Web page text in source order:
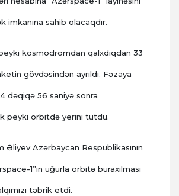
imkanına sahib olacaqdır.
kosmodromdan qalxdıqdan 33
gövdəsindən ayrıldı. Fəzaya
dəqiqə 56 saniyə sonra
peyki orbitdə yerini tutdu.
Əliyev Azərbaycan Respublikasının
1”in uğurla orbitə buraxılması
təbrik etdi.